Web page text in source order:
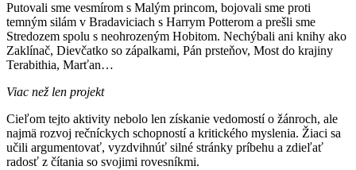
Putovali sme vesmírom s Malým princom, bojovali sme proti
temným silám v Bradaviciach s Harrym Potterom a prešli sme
Stredozem spolu s neohrozeným Hobitom. Nechýbali ani knihy ako
Zaklínač, Dievčatko so zápalkami, Pán prsteňov, Most do krajiny
Terabithia, Marťan…
Viac než len projekt
Cieľom tejto aktivity nebolo len získanie vedomostí o žánroch, ale
najmä rozvoj rečníckych schopností a kritického myslenia. Žiaci sa
učili argumentovať, vyzdvihnúť silné stránky príbehu a zdieľať
radosť z čítania so svojimi rovesníkmi.